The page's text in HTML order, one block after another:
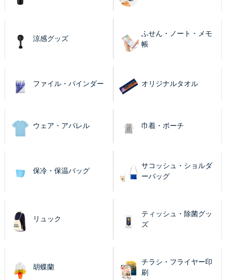
涼感グッズ
ふせん・ノート・メモ
帳
ファイル・バインダー オリジナルタオル
ウェア・アパレル 巾着・ポーチ
保冷・保温バッグ
サコッシュ・ショルダ
ーバッグ
リュック
ティッシュ・除菌グッ
ズ
胡蝶蘭
チラシ・フライヤー印
刷